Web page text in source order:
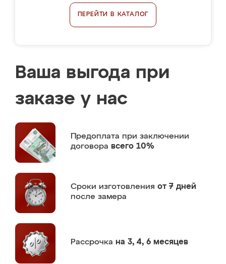
ПЕРЕЙТИ В КАТАЛОГ
Ваша выгода при
заказе у нас
Предоплата при заключении
договора всего 10%
Сроки изготовления от 7 дней
после замера
Рассрочка на 3, 4, 6 месяцев